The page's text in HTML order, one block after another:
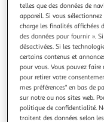
4.2 (13)
LINDT
telles que des données de
appareil. Si vous
charge les finalités affichées
des données pour fournir ».
désactivées. Si les
certains contenus et
pour vous. Vous pouvez
pour retirer votre
mes préférences" en bas de
sur notre ou nos sites web.
politique de confidentialité.
traitent des données selon